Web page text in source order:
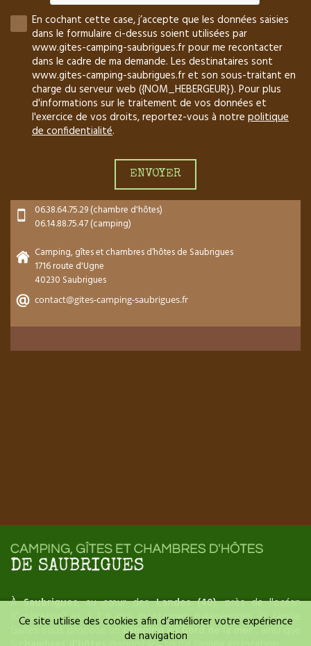
En cochant cette case, j’accepte que les données saisies
dans le formulaire ci-dessus soient utilisées par
www.gites-camping-saubrigues.fr pour me recontacter
dans le cadre de ma demande. Les destinataires sont
www.gites-camping-saubrigues.fr et son sous-traitant en
charge du serveur web ({NOM_HEBERGEUR}). Pour plus
d'informations sur le traitement de vos données et
l'exercice de vos droits, reportez-vous à notre politique
de confidentialité.
06.38.64.75.29 (chambre d'hôtes)
06.14.88.75.47 (camping)
Camping, gîtes et chambres d’hôtes de Saubrigues
1716 route d'Ugne
40230 Saubrigues
ÀSaubrigues, au cœur desLandes (40), près de l'océan
(Capbreton) et à 1 h des montagnes pyrénéennes, la famille
camping au bord de la mer
Ce site utilise des cookies afin d’améliorer votre expérience
de navigation